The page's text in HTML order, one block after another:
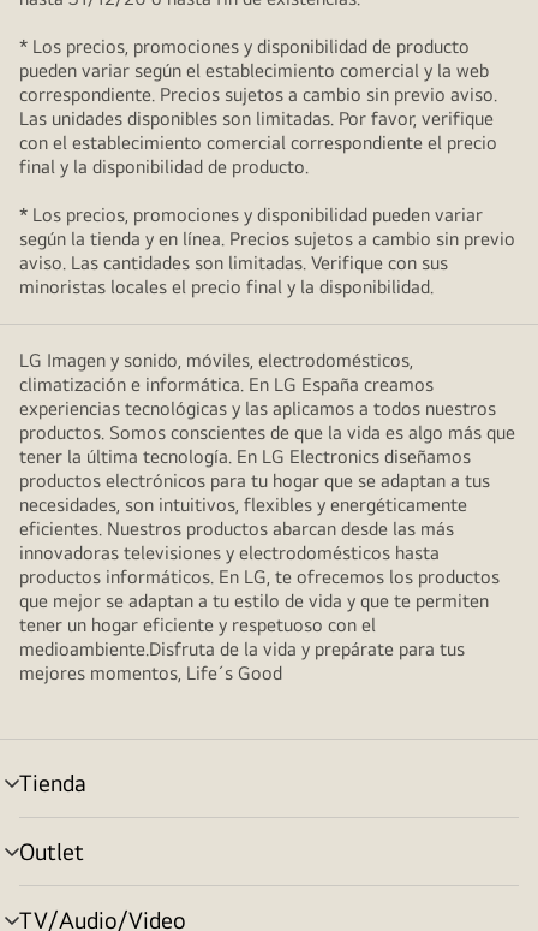
* Los precios, promociones y disponibilidad de producto
pueden variar según el establecimiento comercial y la web
correspondiente. Precios sujetos a cambio sin previo aviso.
Las unidades disponibles son limitadas. Por favor, verifique
con el establecimiento comercial correspondiente el precio
final y la disponibilidad de producto.
* Los precios, promociones y disponibilidad pueden variar
según la tienda y en línea. Precios sujetos a cambio sin previo
aviso. Las cantidades son limitadas. Verifique con sus
minoristas locales el precio final y la disponibilidad.
LG Imagen y sonido, móviles, electrodomésticos,
climatización e informática. En LG España creamos
experiencias tecnológicas y las aplicamos a todos nuestros
productos. Somos conscientes de que la vida es algo más que
tener la última tecnología. En LG Electronics diseñamos
productos electrónicos para tu hogar que se adaptan a tus
necesidades, son intuitivos, flexibles y energéticamente
eficientes. Nuestros productos abarcan desde las más
innovadoras televisiones y electrodomésticos hasta
productos informáticos. En LG, te ofrecemos los productos
que mejor se adaptan a tu estilo de vida y que te permiten
tener un hogar eficiente y respetuoso con el
medioambiente.Disfruta de la vida y prepárate para tus
mejores momentos, Life´s Good
Tienda
Alternar
menú
Outlet
Alternar
menú
TV/Audio/Video